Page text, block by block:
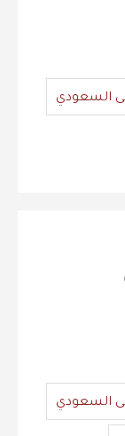
السعودي
السعودي